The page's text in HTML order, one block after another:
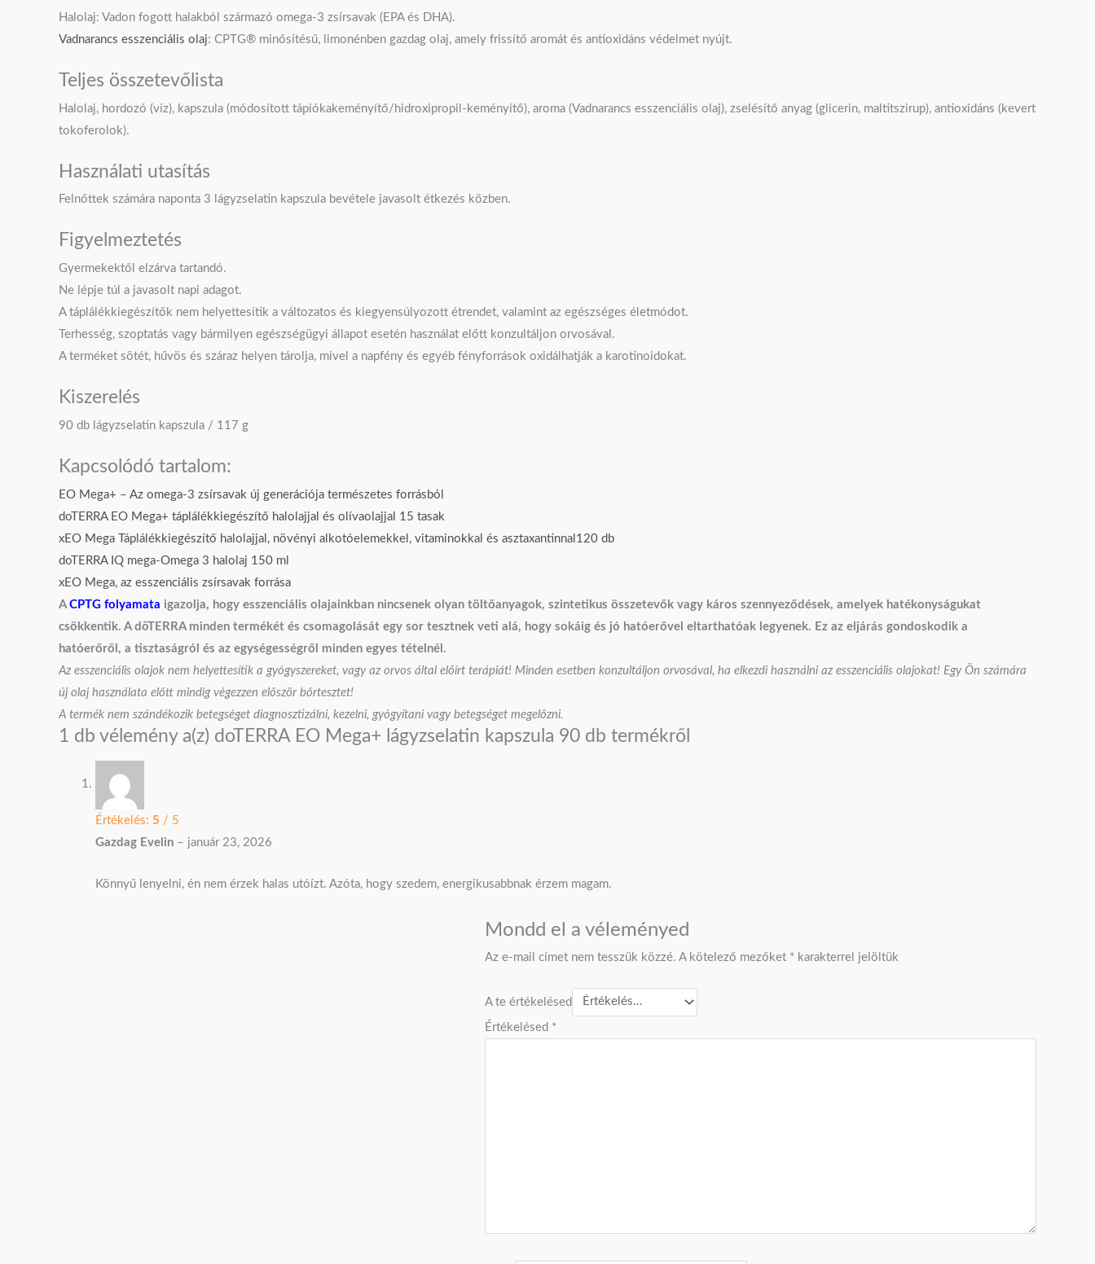
Halolaj: Vadon fogott halakból származó omega-3 zsírsavak (EPA és DHA).
Vadnarancs esszenciális olaj: CPTG® minősítésű, limonénben gazdag olaj, amely frissítő aromát és antioxidáns védelmet nyújt.
Teljes összetevőlista
Halolaj, hordozó (víz), kapszula (módosított tápiókakeményítő/hidroxipropil-keményítő), aroma (Vadnarancs esszenciális olaj), zselésítő anyag (glicerin, maltitszirup), antioxidáns (kevert
tokoferolok).
Használati utasítás
Felnőttek számára naponta 3 lágyzselatin kapszula bevétele javasolt étkezés közben.
Figyelmeztetés
Gyermekektől elzárva tartandó.
Ne lépje túl a javasolt napi adagot.
A táplálékkiegészítők nem helyettesítik a változatos és kiegyensúlyozott étrendet, valamint az egészséges életmódot.
Terhesség, szoptatás vagy bármilyen egészségügyi állapot esetén használat előtt konzultáljon orvosával.
A terméket sötét, hűvös és száraz helyen tárolja, mivel a napfény és egyéb fényforrások oxidálhatják a karotinoidokat.
Kiszerelés
90 db lágyzselatin kapszula / 117 g
Kapcsolódó tartalom:
EO Mega+ – Az omega-3 zsírsavak új generációja természetes forrásból
doTERRA EO Mega+ táplálékkiegészítő halolajjal és olívaolajjal 15 tasak
xEO Mega Táplálékkiegészítő halolajjal, növényi alkotóelemekkel, vitaminokkal és asztaxantinnal120 db
doTERRA IQ mega-Omega 3 halolaj 150 ml
xEO Mega, az esszenciális zsírsavak forrása
A CPTG folyamata igazolja, hogy esszenciális olajainkban nincsenek olyan töltőanyagok, szintetikus összetevők vagy káros szennyeződések, amelyek hatékonyságukat
csökkentik. A dōTERRA minden termékét és csomagolását egy sor tesztnek veti alá, hogy sokáig és jó hatóerővel eltarthatóak legyenek. Ez az eljárás gondoskodik a
hatóerőről, a tisztaságról és az egységességről minden egyes tételnél.
Az esszenciális olajok nem helyettesítik a gyógyszereket, vagy az orvos által előírt terápiát! Minden esetben konzultáljon orvosával, ha elkezdi használni az esszenciális olajokat! Egy Ön számára
új olaj használata előtt mindig végezzen először bőrtesztet!
A termék nem szándékozik betegséget diagnosztizálni, kezelni, gyógyítani vagy betegséget megelőzni.
1 db vélemény a(z) doTERRA EO Mega+ lágyzselatin kapszula 90 db termékről
Értékelés: 5 / 5
Gazdag Evelin – január 23, 2026
Könnyű lenyelni, én nem érzek halas utóízt. Azóta, hogy szedem, energikusabbnak érzem magam.
Mondd el a véleményed
Az e-mail címet nem tesszük közzé. A kötelező mezőket * karakterrel jelöltük
A te értékelésed
Értékelésed *